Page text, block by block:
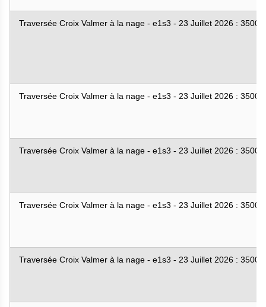
Traversée Croix Valmer à la nage - e1s3 - 23 Juillet 2026 : 3500m
Traversée Croix Valmer à la nage - e1s3 - 23 Juillet 2026 : 3500m
Traversée Croix Valmer à la nage - e1s3 - 23 Juillet 2026 : 3500m
Traversée Croix Valmer à la nage - e1s3 - 23 Juillet 2026 : 3500m
Traversée Croix Valmer à la nage - e1s3 - 23 Juillet 2026 : 3500m